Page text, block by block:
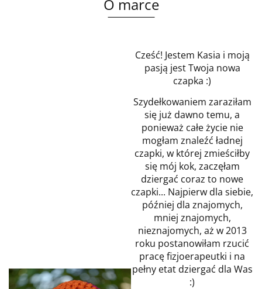
O marce
Cześć! Jestem Kasia i moją
pasją jest Twoja nowa
czapka :)
Szydełkowaniem zaraziłam
się już dawno temu, a
ponieważ całe życie nie
mogłam znaleźć ładnej
czapki, w której zmieściłby
się mój kok, zaczęłam
dziergać coraz to nowe
czapki... Najpierw dla siebie,
później dla znajomych,
mniej znajomych,
nieznajomych, aż w 2013
roku postanowiłam rzucić
pracę fizjoerapeutki i na
pełny etat dziergać dla Was
:)